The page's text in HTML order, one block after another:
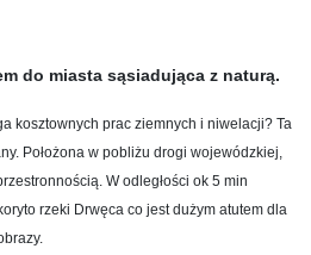
do miasta sąsiadująca z naturą.
kosztownych prac ziemnych i niwelacji? Ta
Położona w pobliżu drogi wojewódzkiej,
W odległości ok 5 min
rzeki Drwęca co jest dużym atutem dla